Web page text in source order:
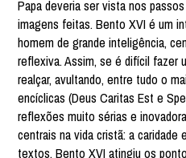
Papa deveria ser vista nos
imagens feitas. Bento XVI é um
homem de grande inteligência,
reflexiva. Assim, se é difícil fazer
realçar, avultando, entre tudo o
encíclicas (Deus Caritas Est e
reflexões muito sérias e
centrais na vida cristã: a caridade
textos, Bento XVI atingiu os